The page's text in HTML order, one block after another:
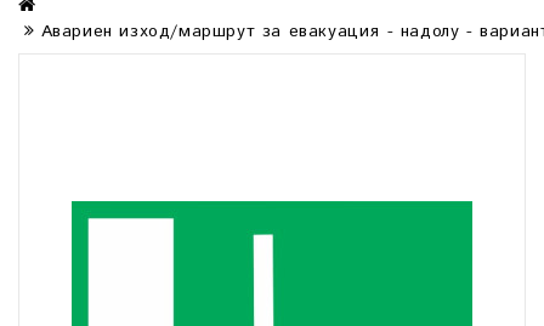
Авариен изход/маршрут за евакуация - надолу -